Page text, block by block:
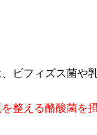
ビフィズス菌や
整える酪酸菌を